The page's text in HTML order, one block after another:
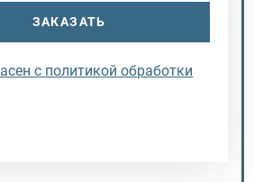
ЗАКАЗАТЬ
с политикой обработки